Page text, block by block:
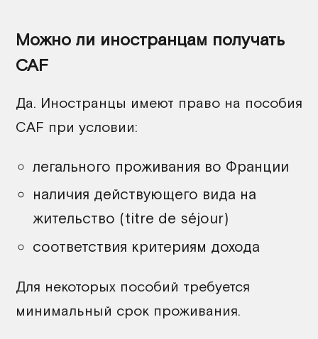
Можно ли иностранцам получать
CAF
Да. Иностранцы имеют право на пособия
CAF при условии:
легального проживания во Франции
наличия действующего вида на
жительство (titre de séjour)
соответствия критериям дохода
Для некоторых пособий требуется
минимальный срок проживания.